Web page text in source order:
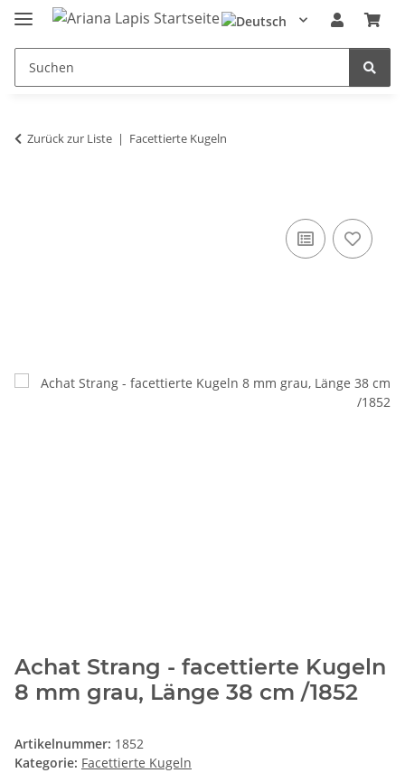
Zurück zur Liste Facettierte Kugeln
Achat Strang - facettierte Kugeln
8 mm grau, Länge 38 cm /1852
Artikelnummer: 1852
Kategorie: Facettierte Kugeln